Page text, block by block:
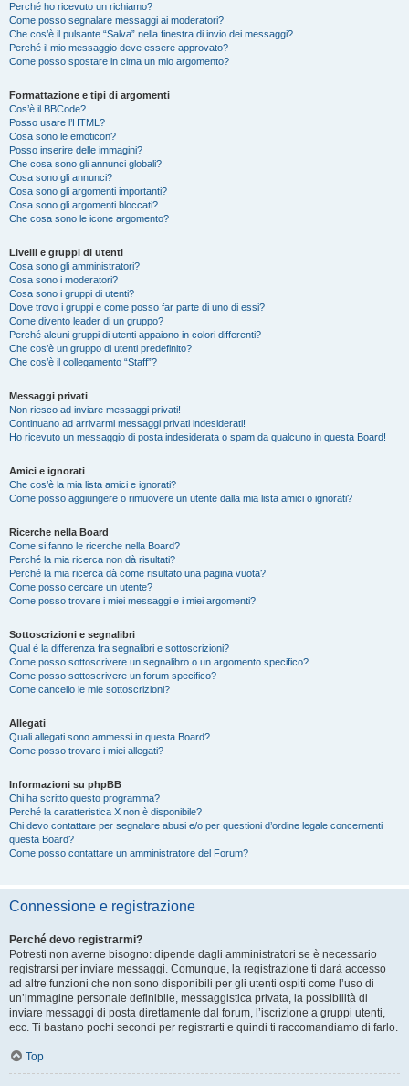
Perché ho ricevuto un richiamo?
Come posso segnalare messaggi ai moderatori?
Che cos’è il pulsante “Salva” nella finestra di invio dei messaggi?
Perché il mio messaggio deve essere approvato?
Come posso spostare in cima un mio argomento?
Formattazione e tipi di argomenti
Cos’è il BBCode?
Posso usare l’HTML?
Cosa sono le emoticon?
Posso inserire delle immagini?
Che cosa sono gli annunci globali?
Cosa sono gli annunci?
Cosa sono gli argomenti importanti?
Cosa sono gli argomenti bloccati?
Che cosa sono le icone argomento?
Livelli e gruppi di utenti
Cosa sono gli amministratori?
Cosa sono i moderatori?
Cosa sono i gruppi di utenti?
Dove trovo i gruppi e come posso far parte di uno di essi?
Come divento leader di un gruppo?
Perché alcuni gruppi di utenti appaiono in colori differenti?
Che cos’è un gruppo di utenti predefinito?
Che cos’è il collegamento “Staff”?
Messaggi privati
Non riesco ad inviare messaggi privati!
Continuano ad arrivarmi messaggi privati indesiderati!
Ho ricevuto un messaggio di posta indesiderata o spam da qualcuno in questa Board!
Amici e ignorati
Che cos’è la mia lista amici e ignorati?
Come posso aggiungere o rimuovere un utente dalla mia lista amici o ignorati?
Ricerche nella Board
Come si fanno le ricerche nella Board?
Perché la mia ricerca non dà risultati?
Perché la mia ricerca dà come risultato una pagina vuota?
Come posso cercare un utente?
Come posso trovare i miei messaggi e i miei argomenti?
Sottoscrizioni e segnalibri
Qual è la differenza fra segnalibri e sottoscrizioni?
Come posso sottoscrivere un segnalibro o un argomento specifico?
Come posso sottoscrivere un forum specifico?
Come cancello le mie sottoscrizioni?
Allegati
Quali allegati sono ammessi in questa Board?
Come posso trovare i miei allegati?
Informazioni su phpBB
Chi ha scritto questo programma?
Perché la caratteristica X non è disponibile?
Chi devo contattare per segnalare abusi e/o per questioni d’ordine legale concernenti
questa Board?
Come posso contattare un amministratore del Forum?
Connessione e registrazione
Perché devo registrarmi?
Potresti non averne bisogno: dipende dagli amministratori se è necessario
registrarsi per inviare messaggi. Comunque, la registrazione ti darà accesso
ad altre funzioni che non sono disponibili per gli utenti ospiti come l’uso di
un’immagine personale definibile, messaggistica privata, la possibilità di
inviare messaggi di posta direttamente dal forum, l’iscrizione a gruppi utenti,
ecc. Ti bastano pochi secondi per registrarti e quindi ti raccomandiamo di farlo.
Top